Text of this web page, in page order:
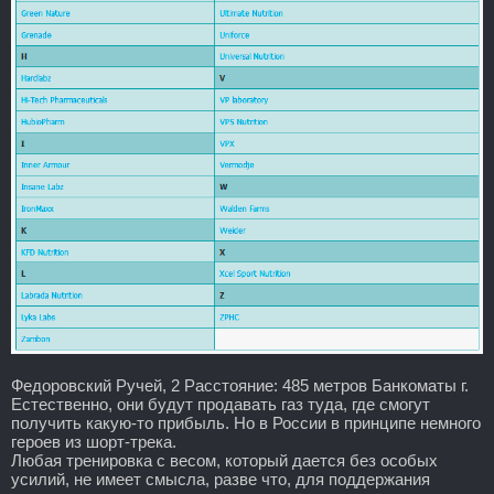
Федоровский Ручей, 2 Расстояние: 485 метров Банкоматы г.
Естественно, они будут продавать газ туда, где смогут
получить какую-то прибыль. Но в России в принципе немного
героев из шорт-трека.
Любая тренировка с весом, который дается без особых
усилий, не имеет смысла, разве что, для поддержания